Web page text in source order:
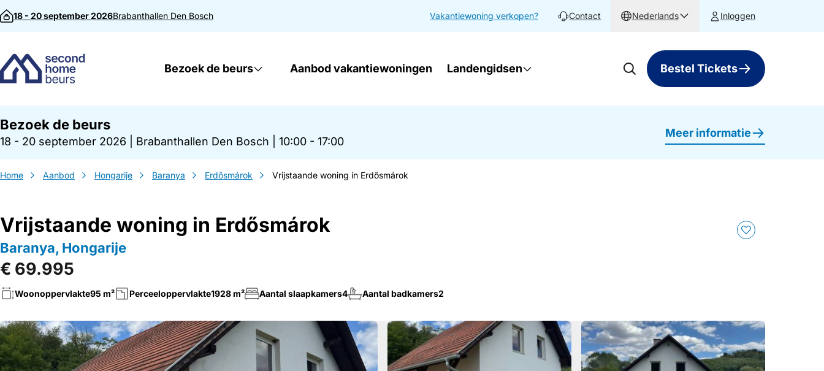
Direct naar inhoud
18 - 20 september 2026Brabanthallen Den Bosch Vakantiewoning verkopen? Contact Nederlands Inloggen
Bezoek de beurs Aanbod vakantiewoningen Landengidsen Bestel Tickets
Bezoek de beurs
18 - 20 september 2026 Brabanthallen Den Bosch 10:00 - 17:00
Meer informatie
Home Aanbod Hongarije Baranya Erdősmárok Vrijstaande woning in Erdősmárok
Vrijstaande woning in Erdősmárok
Baranya, Hongarije
€ 69.995
Woonoppervlakte95 m² Perceeloppervlakte1928 m² Aantal slaapkamers4 Aantal badkamers2